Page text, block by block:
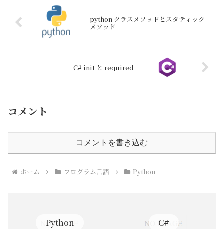
python クラスメソッドとスタティック
メソッド
C# init と required
コメント
コメントを書き込む
ホーム プログラム言語 Python
Python C#